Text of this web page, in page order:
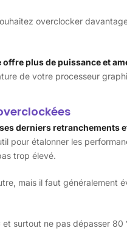
overclocker
plus de puissance et
de votre processeur
derniers retranchements
pour étalonner les
trop élevé.
mais il faut généralement
surtout ne pas dépasser 80